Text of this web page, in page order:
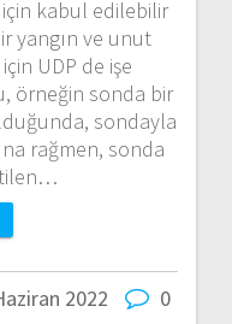
kabul edilebilir
yangın ve unut
UDP de işe
örneğin sonda bir
sondayla
rağmen, sonda
2022 0